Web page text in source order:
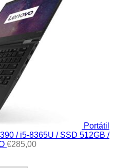
Portátil
/ i5-8365U / SSD 512GB /
€285,00